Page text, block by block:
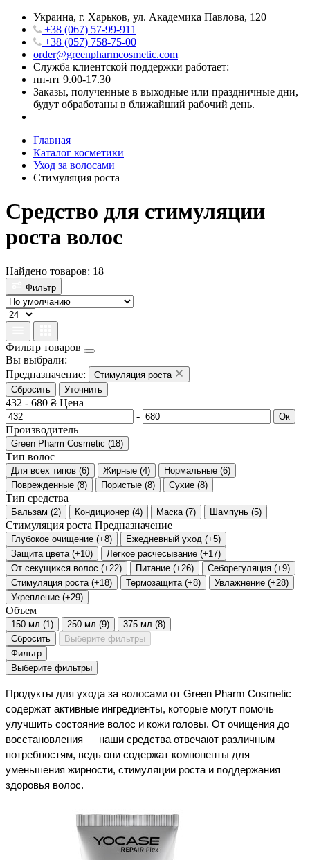
Украина, г. Харьков, ул. Академика Павлова, 120
+38 (067) 57-99-911
+38 (057) 758-75-00
order@greenpharmcosmetic.com
Служба клиентской поддержки работает:
пн-пт 9.00-17.30
Заказы, полученные в выходные или праздничные дни,
будут обработаны в ближайший рабочий день.
Главная
Каталог косметики
Уход за волосами
Стимуляция роста
Средство для стимуляции
роста волос
Найдено товаров: 18
Фильтр
Фильтр товаров
Вы выбрали:
Предназначение:
Стимуляция роста
Сбросить
Уточнить
432 - 680 ₴ Цена
-
Ок
Производитель
Green Pharm Cosmetic (18)
Тип волос
Для всех типов (6) Жирные (4) Нормальные (6)
Поврежденные (8) Пористые (8) Сухие (8)
Тип средства
Бальзам (2) Кондиционер (4) Маска (7) Шампунь (5)
Стимуляция роста Предназначение
Глубокое очищение (+8) Ежедневный уход (+5)
Защита цвета (+10) Легкое расчесывание (+17)
От секущихся волос (+22) Питание (+26) Себорегуляция (+9)
Стимуляция роста (+18) Термозащита (+8) Увлажнение (+28)
Укрепление (+29)
Объем
150 мл (1 ) 250 мл (9) 375 мл (8)
Сбросить
Выберите фильтры
Фильтр
Выберите фильтры
Продукты для ухода за волосами от Green Pharm Cosmetic
содержат активные ингредиенты, которые могут помочь
улучшить состояние волос и кожи головы. От очищения до
восстановления — наши средства отвечают различным
потребностям, ведь они содержат компоненты для
уменьшения жирности, стимуляции роста и поддержания
здоровья волос.